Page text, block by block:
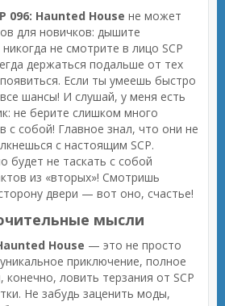
096: Haunted House не может
для новичков: дышите
не смотрите в лицо SCP
держаться подальше от тех
Если ты умеешь быстро
шансы! И слушай, у меня есть
не берите слишком много
с собой! Главное знал, что они не
с настоящим SCP.
будет не таскать с собой
из «вторых»! Смотришь
двери — вот оно, счастье!
мысли
House — это не просто
приключение, полное
ловить терзания от SCP
Не забудь заценить моды,